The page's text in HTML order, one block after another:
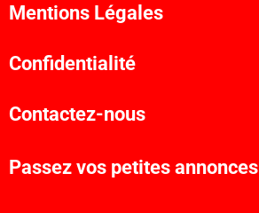
Mentions Légales
Confidentialité
Contactez-nous
Passez vos petites annonces